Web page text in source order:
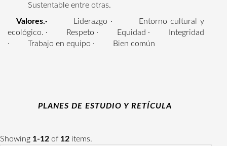
Sustentable entre otras.
Valores.·
Liderazgo · Entorno cultural y
ecológico. · Respeto · Equidad · Integridad
· Trabajo en equipo · Bien común
PLANES DE ESTUDIO Y RETÍCULA
Showing 1-12 of 12 items.